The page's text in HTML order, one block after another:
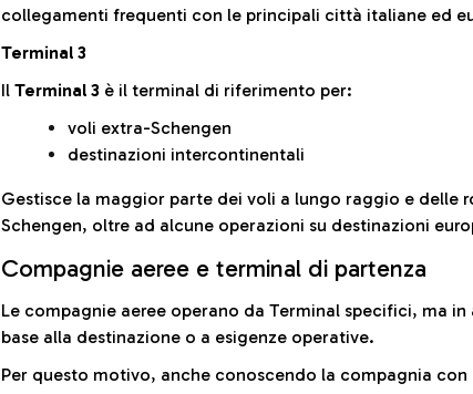
collegamenti frequenti con le principali città italiane ed
Terminal 3
Il Terminal 3 è il terminal di riferimento per:
voli extra-Schengen
destinazioni intercontinentali
Gestisce la maggior parte dei voli a lungo raggio e delle
Schengen, oltre ad alcune operazioni su destinazioni
Compagnie aeree e terminal di partenza
Le compagnie aeree operano da Terminal specifici, ma
base alla destinazione o a esigenze operative.
Per questo motivo, anche conoscendo la compagnia